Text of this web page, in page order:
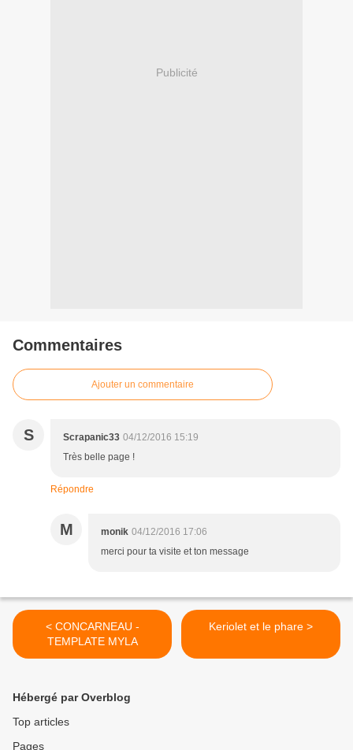
Publicité
Commentaires
Ajouter un commentaire
S Scrapanic33 04/12/2016 15:19
Très belle page !
Répondre
M monik 04/12/2016 17:06
merci pour ta visite et ton message
< CONCARNEAU -
TEMPLATE MYLA
Keriolet et le phare >
Hébergé par Overblog
Top articles
Pages